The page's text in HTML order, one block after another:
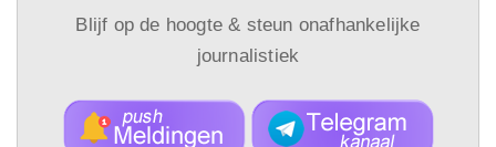
Blijf op de hoogte & steun onafhankelijke
journalistiek